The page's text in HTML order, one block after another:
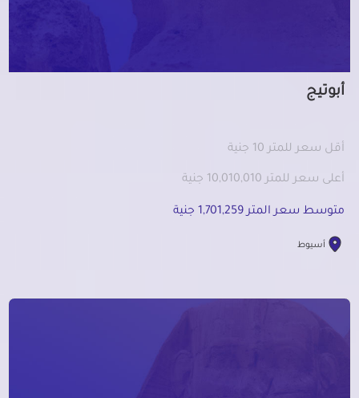
أبوتيج
أقل سعر للمتر 10 جنية
أعلى سعر للمتر 10,010,010 جنية
متوسط سعر المتر 1,701,259 جنية
أسيوط